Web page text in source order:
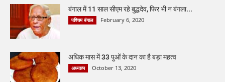
बंगाल में 11 साल सीएम रहे बुद्धदेव, फिर भी न बंगला...
पश्चिम बंगाल February 6, 2020
अधिक मास में 33 पुओं के दान का है बड़ा महत्व
अध्यात्म October 13, 2020